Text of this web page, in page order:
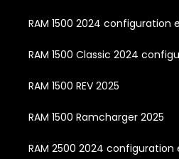
RAM 1500 2024 configuration
RAM 1500 Classic 2024
RAM 1500 REV 2025
RAM 1500 Ramcharger 2025
RAM 2500 2024 configuration